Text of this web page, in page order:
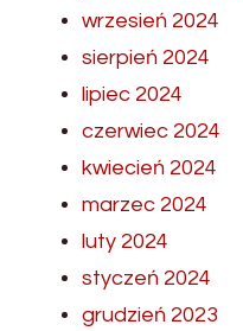
wrzesień 2024
sierpień 2024
lipiec 2024
czerwiec 2024
kwiecień 2024
marzec 2024
luty 2024
styczeń 2024
grudzień 2023